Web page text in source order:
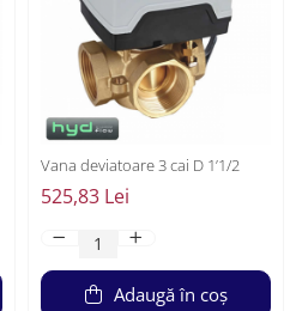
Vana deviatoare 3 cai D 1’1/2
525,83 Lei
Adaugă în coș